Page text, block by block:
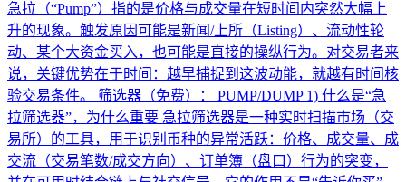
急拉（“Pump”）指的是价格与成交量在短时间内突然大幅上
升的现象。触发原因可能是新闻/上所（Listing）、流动性轮
动、某个大资金买入，也可能是直接的操纵行为。对交易者来
说，关键优势在于时间：越早捕捉到这波动能，就越有时间核
验交易条件。 筛选器（免费）： PUMP/DUMP 1) 什么是“急
拉筛选器”，为什么重要 急拉筛选器是一种实时扫描市场（交
易所）的工具，用于识别币种的异常活跃：价格、成交量、成
交流（交易笔数/成交方向）、订单簿（盘口）行为的突变，